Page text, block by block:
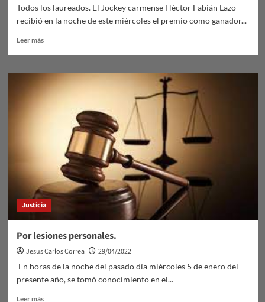
Todos los laureados. El Jockey carmense Héctor Fabián Lazo
recibió en la noche de este miércoles el premio como ganador...
Leer másLeer
Distinción.
Justicia
Por lesiones personales.
Jesus Carlos Correa
29/04/2022
En horas de la noche del pasado día miércoles 5 de enero del
presente año, se tomó conocimiento en el...
Leer másLeer